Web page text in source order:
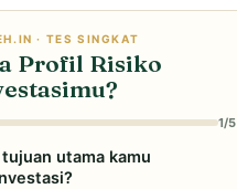
· TES SINGKAT
Profil Risiko
1/5
utama kamu